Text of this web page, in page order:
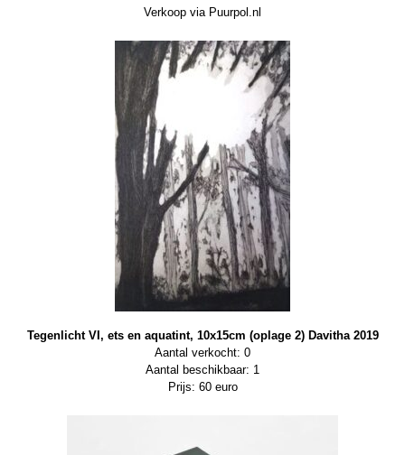
Verkoop via Puurpol.nl
Tegenlicht VI, ets en aquatint, 10x15cm (oplage 2) Davitha 2019
Aantal verkocht: 0
Aantal beschikbaar: 1
Prijs: 60 euro